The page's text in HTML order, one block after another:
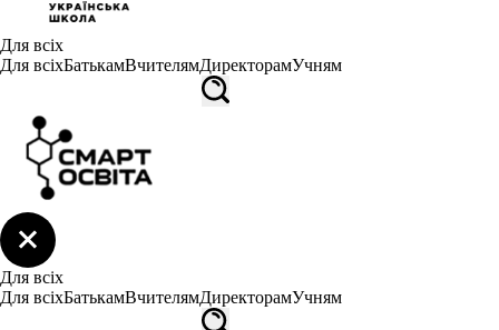
Для всіх
Для всіхБатькамВчителямДиректорамУчням
Для всіх
Для всіхБатькамВчителямДиректорамУчням